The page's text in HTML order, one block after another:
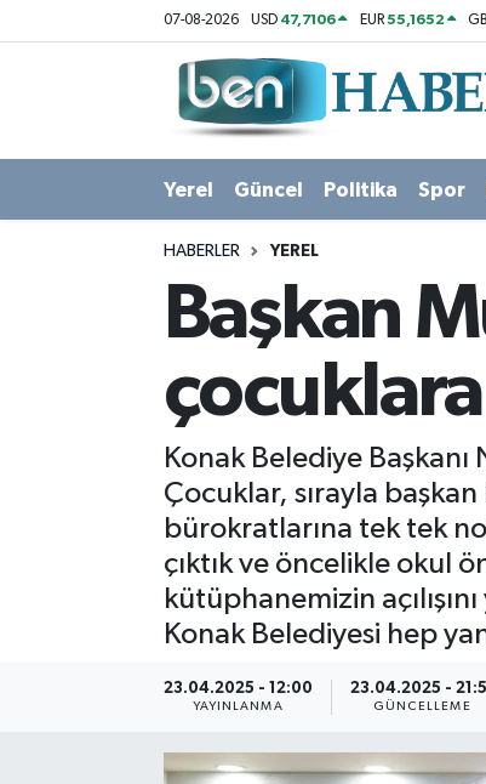
07-08-2026 USD 47,7106 EUR55,1652
Yerel Güncel Politika Spor
HABERLER YEREL
Başkan
çocuklara
Konak Belediye
Çocuklar, sırayla
bürokratlarına tek tek
çıktık ve öncelikle okul
kütüphanemizin
Konak Belediyesi hep
23.04.2025 - 12:00
YAYINLANMA
23.04.2025 -
GÜNCELLEME
Politika
Kültür Sanat
Resmi Reklam
Röportajlar
Hava Durumu
Süper Lig Puan Durumu ve Fikstür
Son Dakika Haberleri
Haber Arşivi